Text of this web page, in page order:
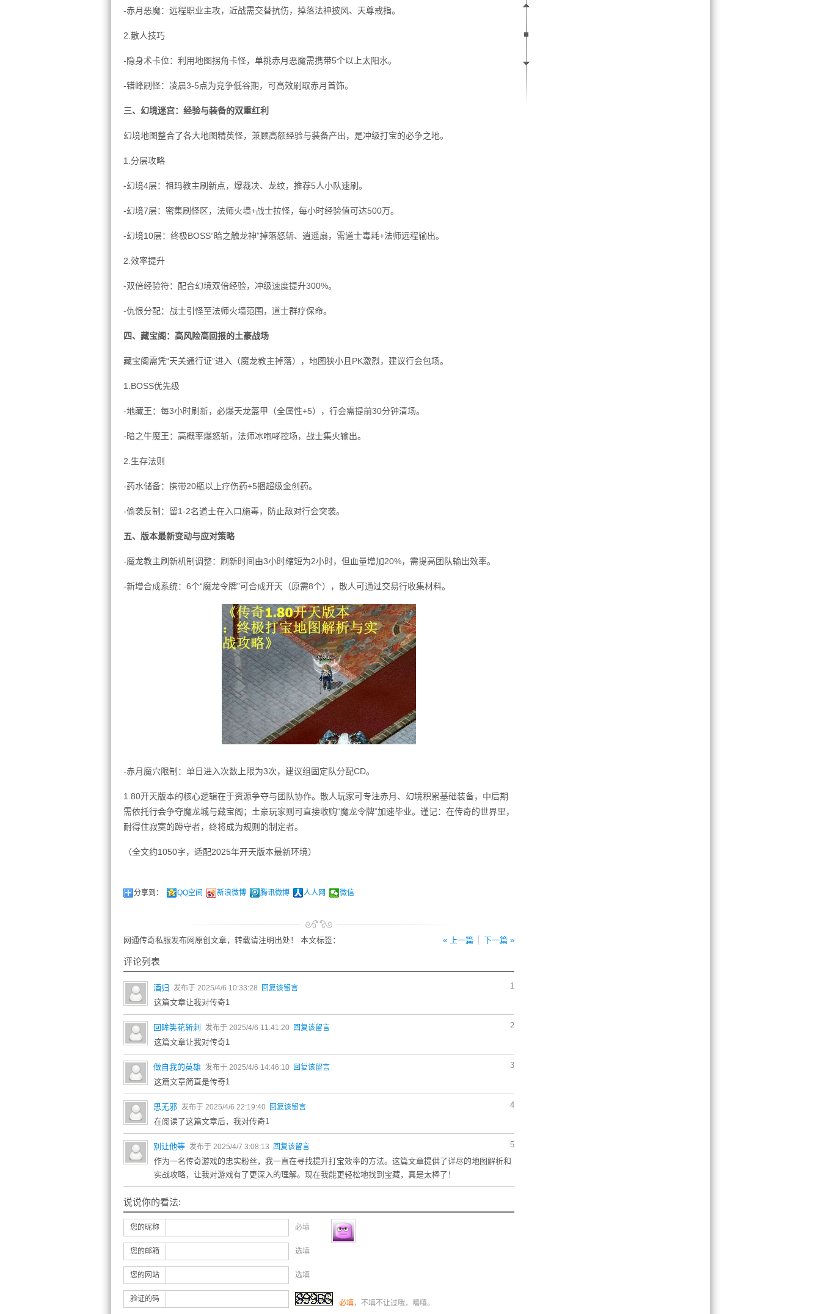
-赤月恶魔：远程职业主攻，近战需交替抗伤，掉落法神披风、天尊戒指。
2.散人技巧
-隐身术卡位：利用地图拐角卡怪，单挑赤月恶魔需携带5个以上太阳水。
-错峰刷怪：凌晨3-5点为竞争低谷期，可高效刷取赤月首饰。
三、幻境迷宫：经验与装备的双重红利
幻境地图整合了各大地图精英怪，兼顾高额经验与装备产出，是冲级打宝的必争之地。
1.分层攻略
-幻境4层：祖玛教主刷新点，爆裁决、龙纹，推荐5人小队速刷。
-幻境7层：密集刷怪区，法师火墙+战士拉怪，每小时经验值可达500万。
-幻境10层：终极BOSS“暗之触龙神”掉落怒斩、逍遥扇，需道士毒耗+法师远程输出。
2.效率提升
-双倍经验符：配合幻境双倍经验，冲级速度提升300%。
-仇恨分配：战士引怪至法师火墙范围，道士群疗保命。
四、藏宝阁：高风险高回报的土豪战场
藏宝阁需凭“天关通行证”进入（魔龙教主掉落），地图狭小且PK激烈，建议行会包场。
1.BOSS优先级
-地藏王：每3小时刷新，必爆天龙盔甲（全属性+5），行会需提前30分钟清场。
-暗之牛魔王：高概率爆怒斩，法师冰咆哮控场，战士集火输出。
2.生存法则
-药水储备：携带20瓶以上疗伤药+5捆超级金创药。
-偷袭反制：留1-2名道士在入口施毒，防止敌对行会突袭。
五、版本最新变动与应对策略
-魔龙教主刷新机制调整：刷新时间由3小时缩短为2小时，但血量增加20%，需提高团队输出效率。
-新增合成系统：6个“魔龙令牌”可合成开天（原需8个），散人可通过交易行收集材料。
-赤月魔穴限制：单日进入次数上限为3次，建议组固定队分配CD。
1.80开天版本的核心逻辑在于资源争夺与团队协作。散人玩家可专注赤月、幻境积累基础装备，中后期
需依托行会争夺魔龙城与藏宝阁；土豪玩家则可直接收购“魔龙令牌”加速毕业。谨记：在传奇的世界里，
耐得住寂寞的蹲守者，终将成为规则的制定者。
（全文约1050字，适配2025年开天版本最新环境）
分享到： QQ空间 新浪微博 腾讯微博 人人网 微信
« 上一篇 下一篇 »
网通传奇私服发布网原创文章，转载请注明出处！ 本文标签：
评论列表
1
酒归 发布于 2025/4/6 10:33:28 回复该留言
这篇文章让我对传奇1
2
回眸笑花斩刺 发布于 2025/4/6 11:41:20 回复该留言
这篇文章让我对传奇1
3
做自我的英雄 发布于 2025/4/6 14:46:10 回复该留言
这篇文章简直是传奇1
4
思无邪 发布于 2025/4/6 22:19:40 回复该留言
在阅读了这篇文章后，我对传奇1
5
别让他等 发布于 2025/4/7 3:08:13 回复该留言
作为一名传奇游戏的忠实粉丝，我一直在寻找提升打宝效率的方法。这篇文章提供了详尽的地图解析和
实战攻略，让我对游戏有了更深入的理解。现在我能更轻松地找到宝藏，真是太棒了！
说说你的看法:
您的昵称 必填
您的邮箱 选填
您的网站 选填
验证的码 必填，不填不让过哦，嘻嘻。